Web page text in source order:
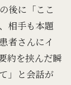
後に「ここ
相手も本題
者さんにイ
約を挟んだ瞬
」と会話が